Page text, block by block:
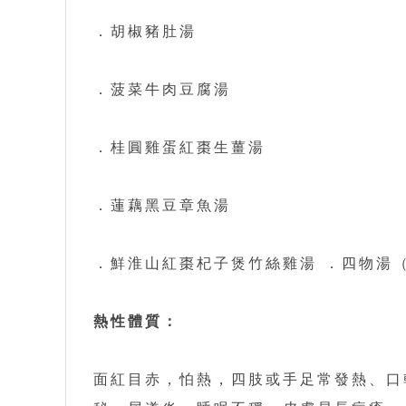
．胡椒豬肚湯
．菠菜牛肉豆腐湯
．桂圓雞蛋紅棗生薑湯
．蓮藕黑豆章魚湯
．鮮淮山紅棗杞子煲竹絲雞湯 ．四物湯
熱性體質：
面紅目赤，怕熱，四肢或手足常發熱、